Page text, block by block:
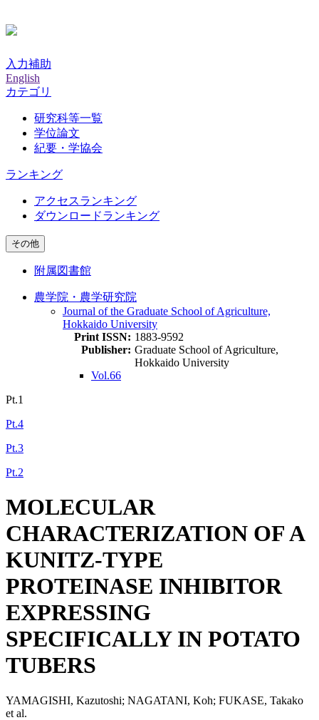
入力補助
English
カテゴリ
研究科等一覧
学位論文
紀要・学協会
ランキング
アクセスランキング
ダウンロードランキング
その他
附属図書館
農学院・農学研究院
Journal of the Graduate School of Agriculture,
Hokkaido University
Print ISSN: 1883-9592
Publisher: Graduate School of Agriculture,
Hokkaido University
Vol.66
Pt.1
Pt.4
Pt.3
Pt.2
MOLECULAR
CHARACTERIZATION OF A
KUNITZ-TYPE
PROTEINASE INHIBITOR
EXPRESSING
SPECIFICALLY IN POTATO
TUBERS
YAMAGISHI, Kazutoshi; NAGATANI, Koh; FUKASE, Takako
et al.